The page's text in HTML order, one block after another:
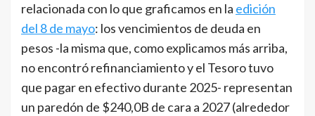
relacionada con lo que graficamos en la edición
del 8 de mayo: los vencimientos de deuda en
pesos -la misma que, como explicamos más arriba,
no encontró refinanciamiento y el Tesoro tuvo
que pagar en efectivo durante 2025- representan
un paredón de $240,0B de cara a 2027 (alrededor